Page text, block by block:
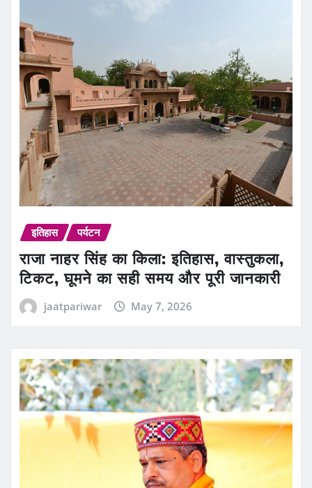
इतिहास पर्यटन
राजा नाहर सिंह का किला: इतिहास, वास्तुकला,
टिकट, घूमने का सही समय और पूरी जानकारी
jaatpariwar May 7, 2026